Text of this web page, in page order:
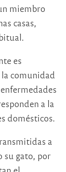
miembro
casas,
es
comunidad
a la
domésticos.
a
su gato, por
el